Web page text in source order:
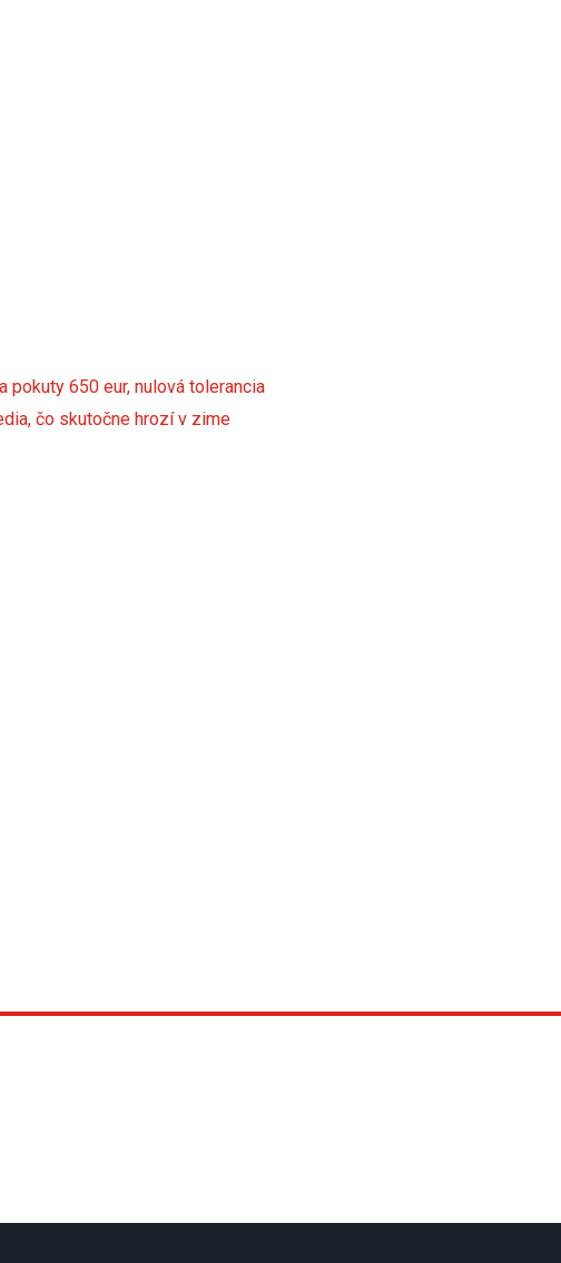
650 eur, nulová tolerancia
čo skutočne hrozí v zime